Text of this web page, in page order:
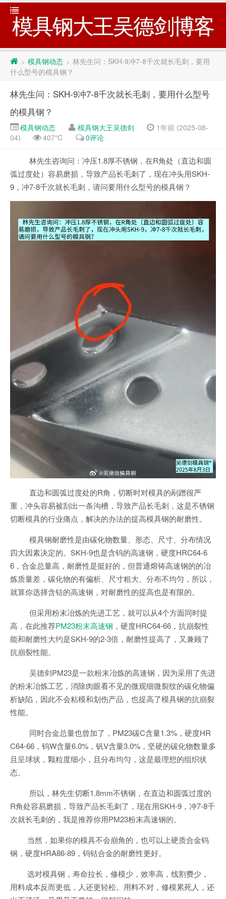
模具钢大王吴德剑博客
> 模具钢动态 > 林先生问：SKH-9冲7-8千次就长毛刺，要用
什么型号的模具钢？
林先生问：SKH-9冲7-8千次就长毛刺，要用什么型号
的模具钢？
模具钢动态 模具钢大王吴德剑
1年前 (2025-08-
04)
407℃ 0评论
林先生咨询问：冲压1.8厚不锈钢，在R角处（直边和圆
弧过度处）容易磨损，导致产品长毛刺了，现在冲头用SKH-
9，冲7-8千次就长毛刺，请问要用什么型号的模具钢？
直边和圆弧过度处的R角，切断时对模具的剐蹭很严
重，冲头容易被刮出一条沟槽，导致产品长毛刺，这是不锈钢
切断模具的行业痛点，解决的办法的提高模具钢的耐磨性。
模具钢耐磨性是由碳化物数量、形态、尺寸、分布情况
四大因素决定的。SKH-9也是含钨的高速钢，硬度HRC64-6
6，合金总量高，耐磨性是挺好的，但普通熔铸高速钢的的冶
炼质量差，碳化物的有偏析、尺寸粗大、分布不均匀，所以，
就算你选择含钴的高速钢，对耐磨性的提高也是有限的。
但采用粉末冶炼的先进工艺，就可以从4个方面同时提
高，在此推荐PM23粉末高速钢 ，硬度HRC64-66，抗崩裂性
能和耐磨性大约是SKH-9的2-3倍，耐磨性提高了，又兼顾了
抗崩裂性能。
吴德剑PM23是一款粉末冶炼的高速钢，因为采用了先进
的粉末冶炼工艺，消除肉眼看不见的微观细微裂纹的碳化物偏
析缺陷，因此不会粘模和划伤产品，也提高了模具钢的抗崩裂
性能。
同时合金总量也曾加了，PM23碳C含量1.3%，硬度HR
C64-66，钨W含量6.0%，钒V含量3.0%，坚硬的碳化物数量多
且呈球状，颗粒度细小，且分布均匀，这是最理想的组织状
态。
所以，林先生切断1.8mm不锈钢，在直边和圆弧过度的
R角处容易磨损，导致产品长毛刺了，现在用SKH-9，冲7-8千
次就长毛刺的，我是推荐你用PM23粉末高速钢的。
当然，如果你的模具不会崩角的，也可以上硬质合金钨
钢，硬度HRA86-89，钨钴合金的耐磨性更好。
选对模具钢，寿命拉长，修模少，效率高，线割费少，
用料成本反而更低，人还更轻松。用料不对，修模累死人，还